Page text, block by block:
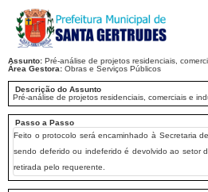
Assunto: Pré-análise de projetos residenciais,
Área Gestora: Obras e Serviços Públicos
Descrição do Assunto
Pré-análise de projetos residenciais, comerciais e
Passo a Passo
Feito o protocolo será encaminhado à Secretaria
sendo deferido ou indeferido é devolvido ao setor
retirada pelo requerente.